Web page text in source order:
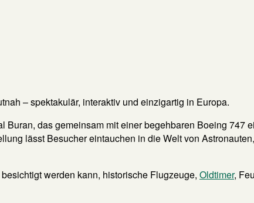
– spektakulär, interaktiv und einzigartig in Europa.
das gemeinsam mit einer begehbaren Boeing 747
lässt Besucher eintauchen in die Welt von
werden kann, historische Flugzeuge, Oldtimer,